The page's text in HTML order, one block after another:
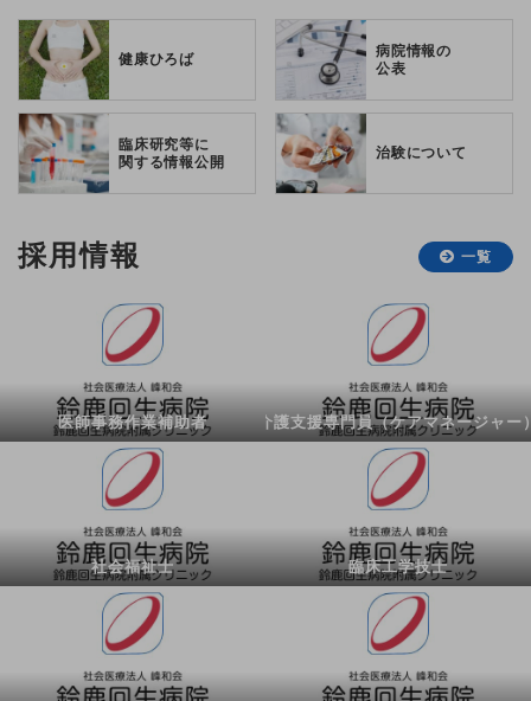
健康ひろば
病院情報の
公表
臨床研究等に
関する情報公開
治験について
採用情報 一覧
医師事務作業補助者 介護支援専門員（ケアマネージャー
社会福祉士 臨床工学技士